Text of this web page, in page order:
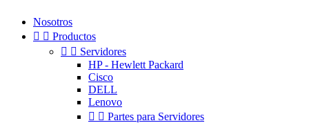
Nosotros
  Productos
  Servidores
HP - Hewlett Packard
Cisco
DELL
Lenovo
  Partes para Servidores